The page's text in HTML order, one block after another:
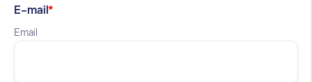
E-mail*
Email